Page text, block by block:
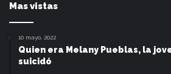
Mas vistas
10 mayo, 2022
Quien era Melany Pueblas, la
suicidó